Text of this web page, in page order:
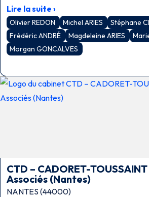
avec la pratique des nouveaux modes
résolution des litiges : conciliation,
….
Lire la suite ›
Olivier REDON Michel ARIES
Stéphane
Frédéric ANDRÉ
Magdeleine ARIES
Morgan GONCALVES
CTD – CADORET-
Associés (Nantes)
NANTES (44000)